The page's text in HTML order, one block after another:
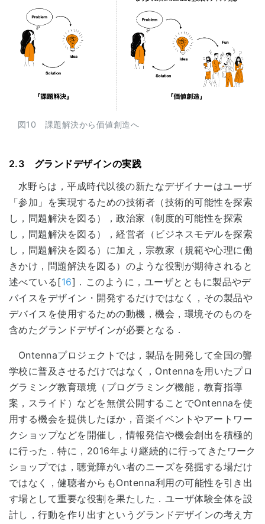
図10 課題解決から価値創造へ
2.3 グランドデザインの実践
水野らは，平成時代以後の新たなデザイナーはユーザ
「参加」を実現するための技術者（技術的可能性を探索
し，問題解決を図る），政治家（制度的可能性を探索
し，問題解決を図る），経営者（ビジネスモデルを探索
し，問題解決を図る）に加え，宗教家（規範や心理に働
きかけ，問題解決を図る）のような役割が期待されると
述べている[16]．このように，ユーザとともに製品やデ
バイスをデザイン・開発するだけではなく，その製品や
デバイスを使用するための動機，機会，環境そのものを
含めたグランドデザインが必要となる．
Ontennaプロジェクトでは，製品を開発して全国の聾
学校に普及させるだけではなく，Ontennaを用いたプロ
グラミング教育環境（プログラミング機能，教育指導
案，スライド）などを無償公開することでOntennaを使
用する機会を提供したほか，音楽イベントやアートワー
クショップなどを開催し，情報発信や機会創出を積極的
に行った．特に，2016年より継続的に行ってきたワーク
ショップでは，聴覚障がい者のニーズを発掘する場だけ
ではなく，健聴者からもOntenna利用の可能性を引き出
す場として重要な役割を果たした．ユーザ体験全体を設
計し，行動を作り出すというグランドデザインの考え方